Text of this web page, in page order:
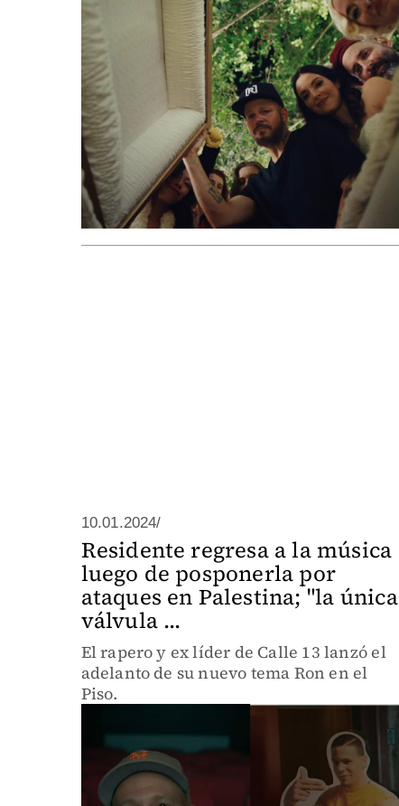
10.01.2024/
Residente regresa a la música
luego de posponerla por
ataques en Palestina; "la única
válvula ...
El rapero y ex líder de Calle 13 lanzó el
adelanto de su nuevo tema Ron en el
Piso.